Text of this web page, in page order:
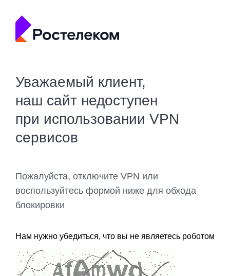
Уважаемый клиент,
наш сайт недоступен
при использовании VPN
сервисов
Пожалуйста, отключите VPN или
воспользуйтесь формой ниже для обхода
блокировки
Нам нужно убедиться, что вы не являетесь роботом